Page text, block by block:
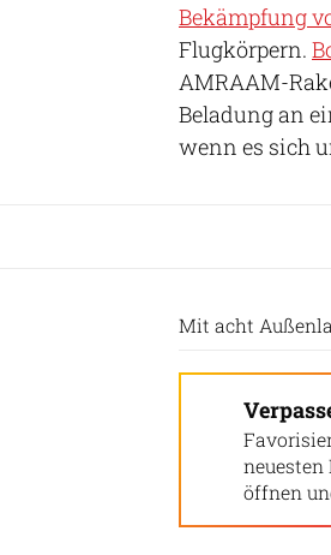
Bekämpfung
Flugkörpern.
AMRAAM-
Beladung an
wenn es sich
Mit acht
öffnen